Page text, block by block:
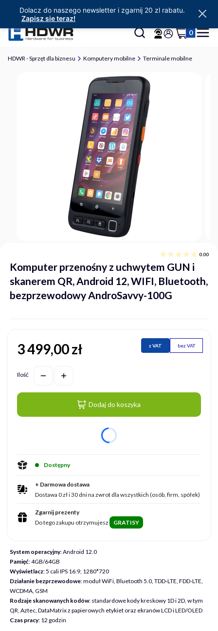
Otwórz wyszukiwarkę
Szukaj Zaloguj się
Produkty w
KoszykMenu
HDWR - Sprzęt dla biznesu Komputery mobilne Terminale mobilne
Komputer przenośny z uchwytem GUN i
skanerem QR, Android 12, WIFI, Bluetooth,
bezprzewodowy AndroSavvy-100G
0.00
System operacyjny: Android 12.0
Pamięć: 4GB/64GB
Wyświetlacz: 5 cali IPS 16:9, 1280*720
Działanie bezprzewodowe: moduł WiFi, Bluetooth 5.0, TDD-LTE, FDD-LTE,
WCDMA, GSM
Rodzaje skanowanych kodów: standardowe kody kreskowy 1D i 2D, w tym
QR, Aztec, DataMatrix z papierowych etykiet oraz ekranów LCD i LED/OLED
Czas pracy: 12 godzin
z VAT bez VAT
Cena
3 499,00 zł
Ilość
Dodaj do koszyka
Dostępny
+ Darmowa dostawa
Dostawa 0 zł i 30 dni na zwrot dla wszystkich (osób, firm, spółek)
Zgarnij prezenty
Do tego zakupu otrzymujesz
GRATISY
Dolacz do naszego newsletter i zgarnij 20 zl rabatu.
Zapisz sie teraz!